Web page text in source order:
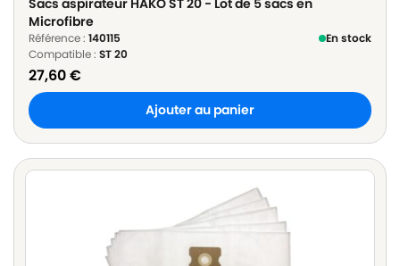
Sacs aspirateur HAKO ST 20 - Lot de 5 sacs en
Microfibre
Référence : 140115
En stock
Compatible : ST 20
27,60€
Ajouter au panier